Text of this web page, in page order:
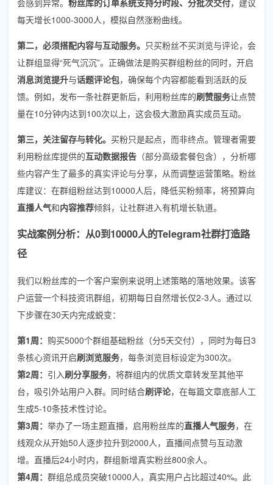
每天增长1000-3000人，模拟自然涨粉曲线。
第二，必须搭配内容与互动服务。 只买粉丝不买浏览与评论，会
让群组显得“死气沉沉”。正确做法是购买群组粉丝的同时，开启
消息浏览提升与话题评论包，确保每个内容都能看到活跃的反
馈。例如，发布一条社群更新后，利用粉丝库的刷赞服务让点赞
量在10分钟内达到100次以上，这会极大激励真实成员互动。
第三，关注留存与转化。 买粉只是起点，而非终点。管理者需要
利用粉丝库提供的互动数据报告 （部分高级套餐包含），分析哪
些内容产生了最多的真实评论与分享，从而调整运营策略。粉丝
库建议：在群组粉丝达到10000人后，降低买粉频率，将预算向
直播人气和内容推荐倾斜，让社群进入有机增长轨道。
实战案例分析：从0到10000人的Telegram社群打造路
径
我们以粉丝库的一个客户案例来说明上述策略的落地效果。该客
户运营一个科技资讯群组，初期每日自然增长仅2-3人。通过以
下步骤在30天内完成蜕变：
第1周： 购买5000个群组基础粉丝（分5天交付），同时为每日3
条核心资讯开启刷浏览服务，每条浏览目标设定为300次。
第2周： 引入刷分享服务，将群组内的优质文章转发至其他平
台，吸引外站用户入群。同时结合刷评论，在每篇文章底部人工
生成5-10条技术性讨论。
第3周： 举办了一场主题直播，启用粉丝库的直播人气服务，在
线观众从开始50人逐步拉升到2000人，直播间点赞与互动激
增。直播后24小时内，群组新增真实粉丝800余人。
第4周： 群组总成员突破10000人，真实用户占比超过40%。此